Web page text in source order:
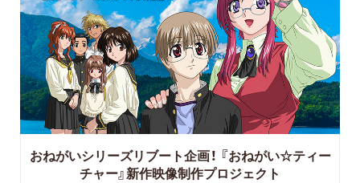
おねがいシリーズリブート企画！ 『おねがい☆ティー
チャー』新作映像制作プロジェクト